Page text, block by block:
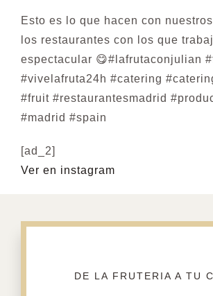
Esto es lo que hacen con
los restaurantes con los que
espectacular 😋#lafrutaconjulian
#vivelafruta24h #catering
#fruit #restaurantesmadrid
#madrid #spain
[ad_2]
Ver en instagram
DE LA FRUTERIA A TU